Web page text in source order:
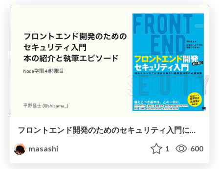
フロントエンド開発のためのセキュリティ入門について
masashi
1 600